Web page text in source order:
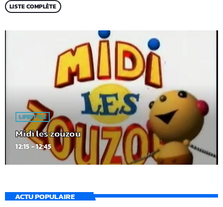
LISTE COMPLÈTE
LIFESTYLE
Midi les zouzou
12:15 - 12:45
ACTU POPULAIRE